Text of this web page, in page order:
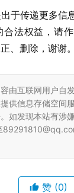
于传递更多信
合法权益，请
、删除，谢谢。
由互联网用户自
供信息存储空间
如发现本站有涉
赞 (0)